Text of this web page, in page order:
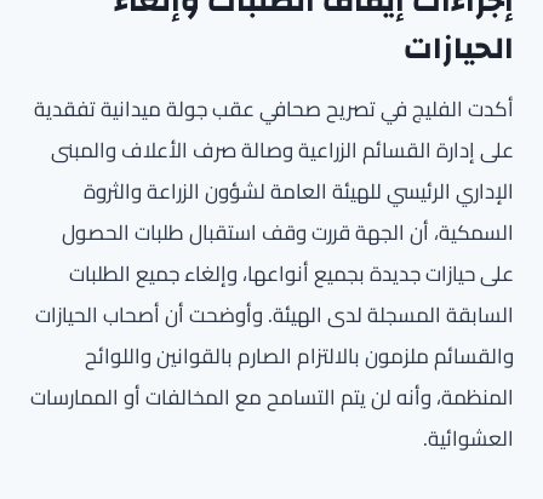
الحيازات
أكدت الفليج في تصريح صحافي عقب جولة ميدانية تفقدية
على إدارة القسائم الزراعية وصالة صرف الأعلاف والمبنى
الإداري الرئيسي للهيئة العامة لشؤون الزراعة والثروة
السمكية، أن الجهة قررت وقف استقبال طلبات الحصول
على حيازات جديدة بجميع أنواعها، وإلغاء جميع الطلبات
السابقة المسجلة لدى الهيئة. وأوضحت أن أصحاب الحيازات
والقسائم ملزمون بالالتزام الصارم بالقوانين واللوائح
المنظمة، وأنه لن يتم التسامح مع المخالفات أو الممارسات
العشوائية.